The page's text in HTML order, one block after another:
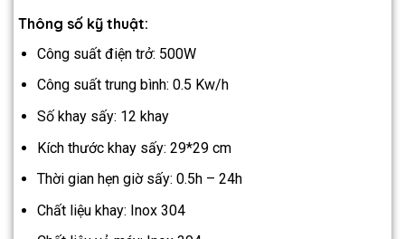
Thông số kỹ thuật:
Công suất điện trở: 500W
Công suất trung bình: 0.5 Kw/h
Số khay sấy: 12 khay
Kích thước khay sấy: 29*29 cm
Thời gian hẹn giờ sấy: 0.5h – 24h
Chất liệu khay: Inox 304